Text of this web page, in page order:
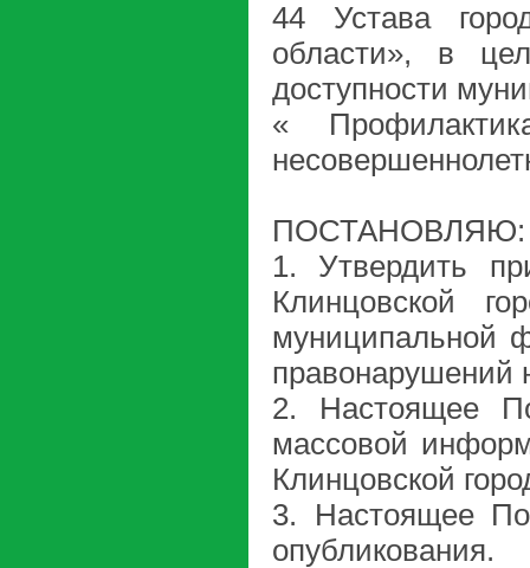
44 Устава
области», в
доступности
«
ПОСТАНОВЛЯЮ:
1. Утвердить
Клинцовской
муниципальной
правонарушений
2. Настоящее
массовой
Клинцовской
3. Настоящее
опубликования.